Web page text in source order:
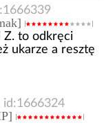
Z. to odkręci
ukarze a resztę
id:1666324